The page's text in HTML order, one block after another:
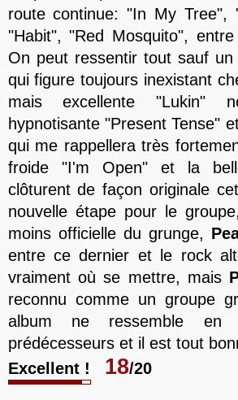
route continue: "In My Tree",
"Habit", "Red Mosquito",
On peut ressentir tout sauf
qui figure toujours inexistant
mais excellente "Lukin"
hypnotisante "Present Tense"
qui me rappellera très
froide "I'm Open" et la
clôturent de façon originale
nouvelle étape pour le
moins officielle du grunge,
entre ce dernier et le rock
vraiment où se mettre, mais
reconnu comme un groupe
album ne ressemble
prédécesseurs et il est tout
Excellent !
18/20